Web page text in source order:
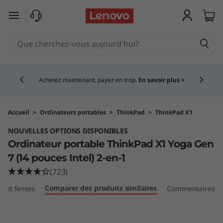
T
P
a
d
X
passer au contenu principal
Achetez maintenant, payez en trop. En savoir plus >
Accueil > Ordinateurs portables > ThinkPad > ThinkPad X1
NOUVELLES OPTIONS DISPONIBLES
Ordinateur portable ThinkPad X1 Yoga Gen
7 (14 pouces Intel) 2-en-1
(723)
et fentes Comparer des produits similaires Commentaires